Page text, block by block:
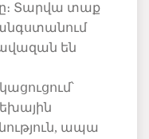
Տարվա տաք
են
, ապա